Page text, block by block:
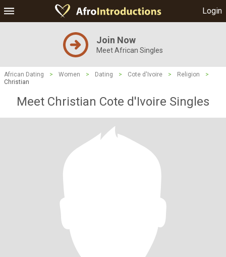
Login
Join Now
Meet African Singles
African Dating > Women > Dating > Cote d'Ivoire > Religion
>
Christian
Meet Christian Cote d'Ivoire Singles